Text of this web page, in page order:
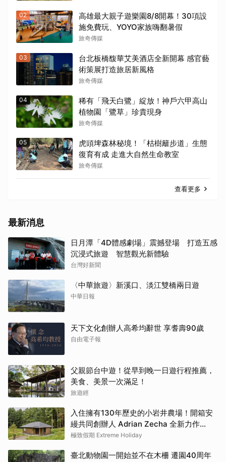
02
高雄最大親子遊樂園8/8開幕！30項設
施免費玩、YOYO家族嗨翻暑假
旅奇傳媒
03
台北板橋馥華艾美酒店全新開幕 感官藝
術策展打造旅居新風格
旅奇傳媒
04
稀有「飛天白鷺」綻放！神戶六甲高山
植物園「鷺草」珍貴現身
旅奇傳媒
05
虎頭埤森林秘境！「枯樹籬步道」生態
復育有成 走進大自然生命教室
旅奇傳媒
查看更多
最新消息
日月潭「4D體感劇場」震撼登場 打造五感
沉浸式旅遊 智慧觀光新體驗
台灣好新聞
〈中華旅遊〉新溪口、淡江雙橋兩日遊
中華日報
天下文化創辦人高希均辭世 享耆壽90歲
自由電子報
父親節台中遊！從早到晚一日遊行程推薦，
美食、美景一次滿足！
旅遊經
入住擁有130年歷史的小岩井農場！開箱安
縵共同創辦人 Adrian Zecha 全新力作
「AZUMA FARM KOIWAI」體驗最高級的
極致假期 Extreme Holiday
臺北動物園一開始並不在木柵 遷園40周年